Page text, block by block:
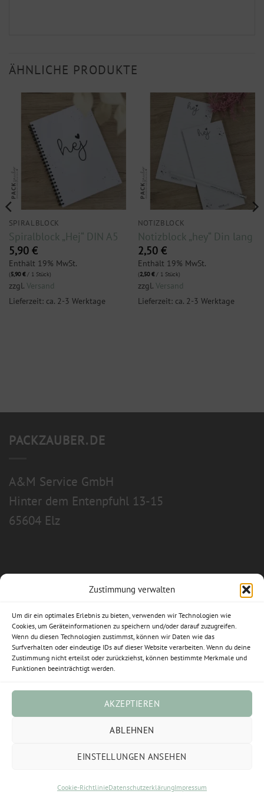
Zustimmung verwalten
Um dir ein optimales Erlebnis zu bieten, verwenden wir Technologien wie
Cookies, um Geräteinformationen zu speichern und/oder darauf zuzugreifen.
Wenn du diesen Technologien zustimmst, können wir Daten wie das
Surfverhalten oder eindeutige IDs auf dieser Website verarbeiten. Wenn du deine
Zustimmung nicht erteilst oder zurückziehst, können bestimmte Merkmale und
Funktionen beeinträchtigt werden.
AKZEPTIEREN
ABLEHNEN
EINSTELLUNGEN ANSEHEN
Cookie-RichtlinieDatenschutzerklärungImpressum
ÄHNLICHE PRODUKTE
SPIRALBLOCK
Spiralblock „Hej“ DIN A5
5,90 €
Enthält 19% MwSt.
(5,90€/ 1 Stück)
zzgl. Versand
Lieferzeit: ca. 2-3 Werktage
NOTIZBLOCK
Notizblock „hey“ Din lang
2,50 €
Enthält 19% MwSt.
(2,50€/ 1 Stück)
zzgl. Versand
Lieferzeit: ca. 2-3 Werktage
PACKZAUBER.DE
A&M Service GmbH
Hinter dem Entenpfuhl 13-15
65604 Elz
Allgemeine Geschäftsbedingungen
Impressum
Datenschutzerklärung
Widerrufsbelehrung
Cookie-Richtlinie (EU)
Visa PayPalStripe MasterCard